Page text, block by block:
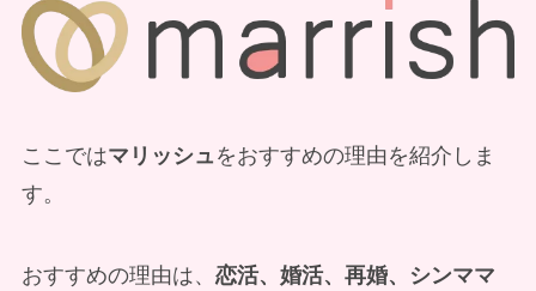
ここではマリッシュ をおすすめの理由を紹介しま
す。
おすすめの理由は、 恋活、婚活、再婚、シンママ